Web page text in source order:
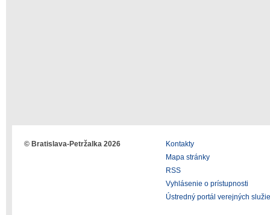
© Bratislava-Petržalka 2026
Kontakty
Mapa stránky
RSS
Vyhlásenie o prístupnosti
Ústredný portál verejných